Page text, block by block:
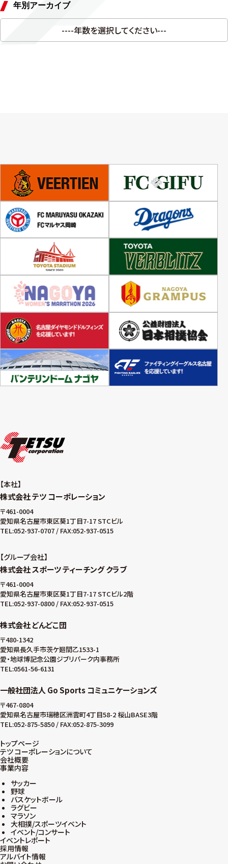
年別アーカイブ
本社
株式会社 テツ コーポレーション
〒461-0004
愛知県名古屋市東区葵1丁目7-17 STCビル
TEL:052-937-0707 / FAX:052-937-0515
グループ会社
株式会社 スポーツ ティーチング クラブ
〒461-0004
愛知県名古屋市東区葵1丁目7-17 STCビル2階
TEL:052-937-0800 / FAX:052-937-0515
株式会社 どんどこ団
〒480-1342
愛知県長久手市茨ケ廻間乙1533-1
愛・地球博記念公園ジブリパーク内事務所
TEL:0561-56-6131
一般社団法人 Go Sports コミュニケーションズ
〒467-0804
愛知県名古屋市瑞穂区洲雲町4丁目58-2 桜山BASE3階
TEL:052-875-5850 / FAX:052-875-3099
トップページ
テツ コーポレーションについて
会社概要
事業内容
サッカー
野球
バスケットボール
ラグビー
マラソン
大相撲/スポーツイベント
イベント/コンサート
イベントレポート
採用情報
アルバイト情報